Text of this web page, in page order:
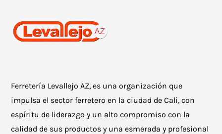
Ferretería Levallejo AZ, es una organización que
impulsa el sector ferretero en la ciudad de Cali, con
espíritu de liderazgo y un alto compromiso con la
calidad de sus productos y una esmerada y profesional